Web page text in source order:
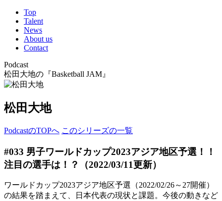
Top
Talent
News
About us
Contact
Podcast
松田大地の『Basketball JAM』
松田大地
PodcastのTOPへ このシリーズの一覧
#033 男子ワールドカップ2023アジア地区予選！！
注目の選手は！？
（2022/03/11更新）
ワールドカップ2023アジア地区予選（2022/02/26～27開催）
の結果を踏まえて、日本代表の現状と課題。今後の動きなど